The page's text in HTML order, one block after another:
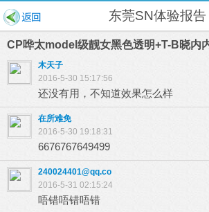
东莞SN体验报告
CP哗太model级靓女黑色透明+T-B晓内
木天子
2016-5-30 15:17:56
还没有用，不知道效果怎么样
在所难免
2016-5-30 19:18:31
6676767649499
240024401@qq.co
2016-5-31 02:15:24
唔错唔错唔错